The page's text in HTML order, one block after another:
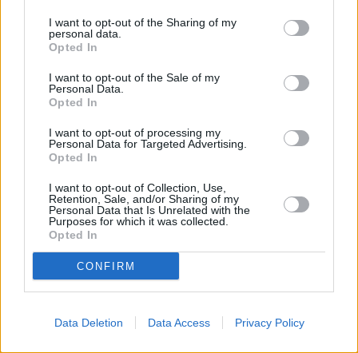
I want to opt-out of the Sharing of my
personal data.
Opted In
I want to opt-out of the Sale of my
Personal Data.
Opted In
I want to opt-out of processing my
Personal Data for Targeted Advertising.
Opted In
I want to opt-out of Collection, Use,
Retention, Sale, and/or Sharing of my
Personal Data that Is Unrelated with the
Purposes for which it was collected.
Opted In
CONFIRM
Data Deletion Data Access Privacy Policy
Grundrezept für Lebkuchen
Leicht
Mandel-Lebkuchen
Leicht
Lebkuchenteig-Grundrezept
Lebkuchenhaus
Leicht